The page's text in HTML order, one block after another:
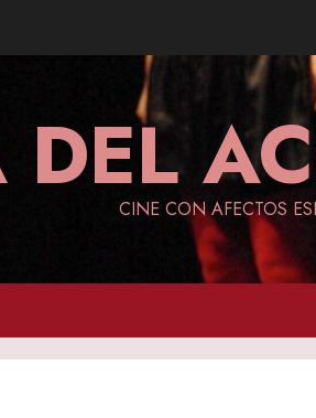
DELCINE CON AFECTOS